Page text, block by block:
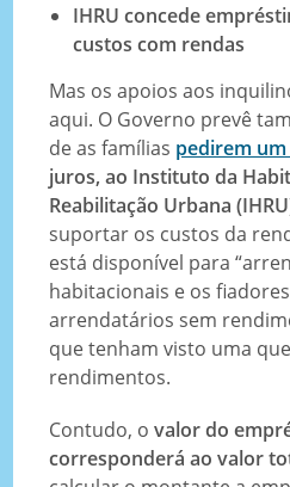
IHRU concede
custos com rendas
Mas os apoios aos
aqui. O Governo prevê
de as famílias pedirem
juros, ao Instituto da
Reabilitação Urbana
suportar os custos da
está disponível para
habitacionais e os
arrendatários sem
que tenham visto uma
rendimentos.
Contudo, ovalor do
corresponderá ao valor